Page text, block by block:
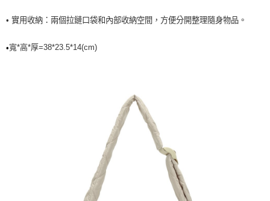
每筆NT$80，滿NT$990(含以上)免運費
• 實用收納：兩個拉鏈口袋和內部收納空間，方便分開整理隨身物品。
•寬*高*厚=38*23.5*14(cm)